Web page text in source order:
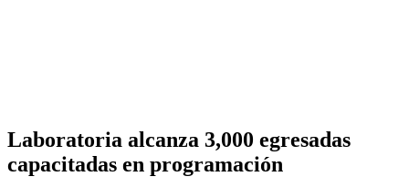
Laboratoria alcanza 3,000 egresadas
capacitadas en programación